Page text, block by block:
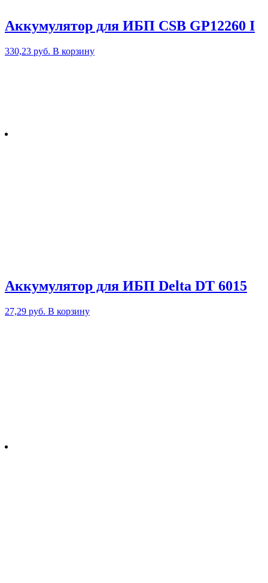
Аккумулятор для ИБП CSB GP12260 I
330,23 руб. В корзину
Аккумулятор для ИБП Delta DT 6015
27,29 руб. В корзину